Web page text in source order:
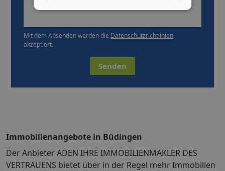
Mit dem Absenden werden die Datenschutzrichtlinien
akzeptiert.
Senden
Immobilienangebote in Büdingen
Der Anbieter ADEN IHRE IMMOBILIENMAKLER DES
VERTRAUENS bietet über in der Regel mehr Immobilien